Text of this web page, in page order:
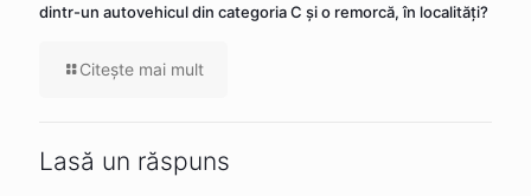
dintr-un autovehicul din categoria C şi o remorcă, în localităţi?
Citeşte mai mult
Lasă un răspuns